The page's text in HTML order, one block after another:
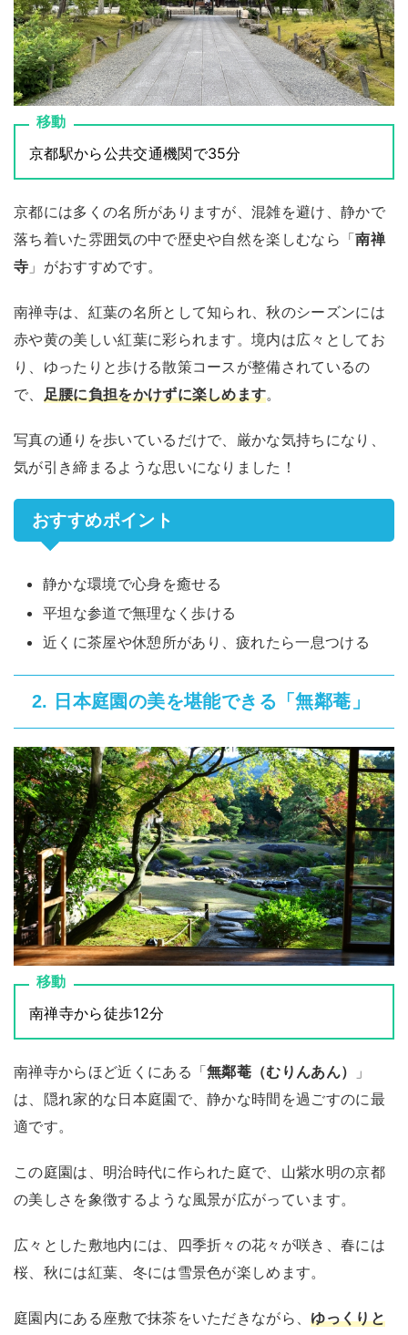
移動
京都駅から公共交通機関で35分
京都には多くの名所がありますが、混雑を避け、静かで
落ち着いた雰囲気の中で歴史や自然を楽しむなら「南禅
寺 」がおすすめです。
南禅寺は、紅葉の名所として知られ、秋のシーズンには
赤や黄の美しい紅葉に彩られます。境内は広々としてお
り、ゆったりと歩ける散策コースが整備されているの
で、 足腰に負担をかけずに楽しめます。
写真の通りを歩いているだけで、厳かな気持ちになり、
気が引き締まるような思いになりました！
おすすめポイント
静かな環境で心身を癒せる
平坦な参道で無理なく歩ける
近くに茶屋や休憩所があり、疲れたら一息つける
2. 日本庭園の美を堪能できる「無鄰菴」
移動
南禅寺から徒歩12分
南禅寺からほど近くにある「無鄰菴（むりんあん）
」
は、隠れ家的な日本庭園で、静かな時間を過ごすのに最
適です。
この庭園は、明治時代に作られた庭で、山紫水明の京都
の美しさを象徴するような風景が広がっています。
広々とした敷地内には、四季折々の花々が咲き、春には
桜、秋には紅葉、冬には雪景色が楽しめます。
庭園内にある座敷で抹茶をいただきながら、ゆっくりと